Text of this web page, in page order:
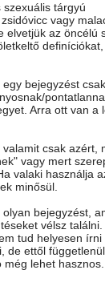
szexuális tárgyú
vagy
elvetjük az öncélú
definíciókat,
bejegyzést
Arra ott van a
csak azért,
vagy mert
valaki használja
minősül.
bejegyzést,
vélsz találni.
tud helyesen írni
de ettől
lehet hasznos.